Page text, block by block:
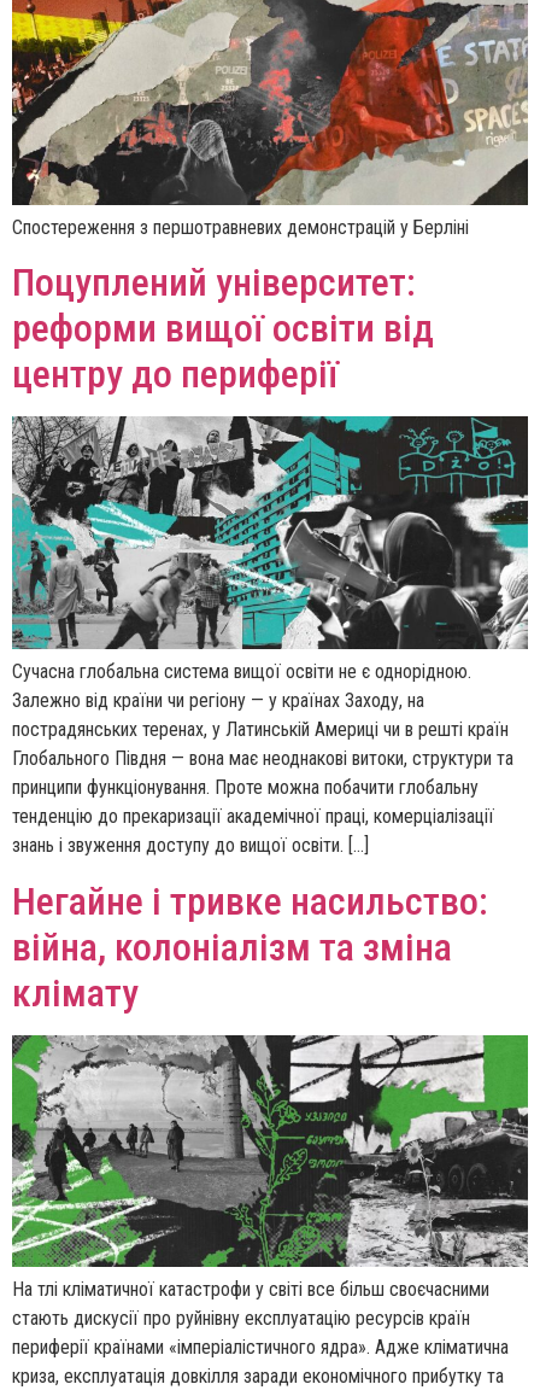
Спостереження з першотравневих демонстрацій у Берліні
Поцуплений університет:
реформи вищої освіти від
центру до периферії
Сучасна глобальна система вищої освіти не є однорідною.
Залежно від країни чи регіону — у країнах Заходу, на
пострадянських теренах, у Латинській Америці чи в решті країн
Глобального Півдня — вона має неоднакові витоки, структури та
принципи функціонування. Проте можна побачити глобальну
тенденцію до прекаризації академічної праці, комерціалізації
знань і звуження доступу до вищої освіти. […]
Негайне і тривке насильство:
війна, колоніалізм та зміна
клімату
На тлі кліматичної катастрофи у світі все більш своєчасними
стають дискусії про руйнівну експлуатацію ресурсів країн
периферії країнами «імперіалістичного ядра». Адже кліматична
криза, експлуатація довкілля заради економічного прибутку та